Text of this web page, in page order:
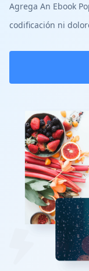
Agrega An Ebook
codificación ni